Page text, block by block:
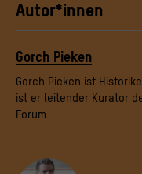
Autor*innen
Gorch Pieken
Gorch Pieken ist
ist er leitender Kurator
Forum.